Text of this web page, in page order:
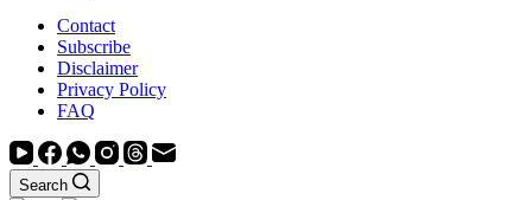
Contact
Subscribe
Disclaimer
Privacy Policy
FAQ
Search